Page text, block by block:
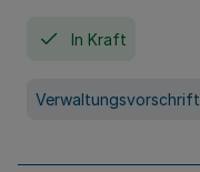
In Kraft
Verwaltungsvorschrift